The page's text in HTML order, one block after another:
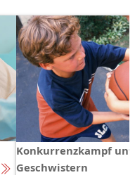
Konkurrenzkampf
Geschwistern